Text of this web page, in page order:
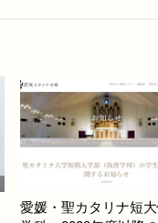
愛媛・聖カタリナ短